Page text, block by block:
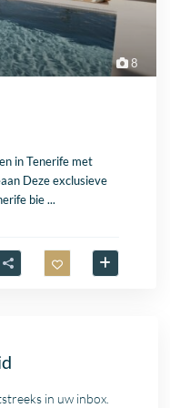
8
in Tenerife met
Deze exclusieve
bie...
in uw inbox.